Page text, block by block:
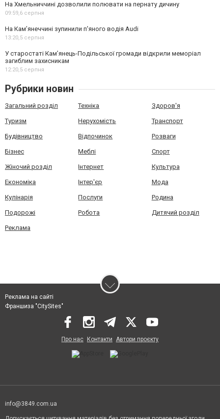
На Хмельниччині дозволили полювати на пернату дичину
09:59,6 серпня
На Камʼянеччині зупинили п'яного водія Audi
13:20,5 серпня
У старостаті Кам’янець-Подільської громади відкрили меморіал
загиблим захисникам
12:20,5 серпня
Рубрики новин
Загальний розділ Техніка Здоров'я
Туризм Нерухомість Транспорт
Будівництво Відпочинок Розваги
Бізнес Меблі Спорт
Жіночий розділ Інтернет Культура
Економіка Інтер'єр Мода
Кулінарія Послуги Родина
Подорожі Робота Дитячий розділ
Реклама
Реклама на сайті
Франшиза "CitySites"
Про нас Контакти Автори проєкту
info@3849.com.ua